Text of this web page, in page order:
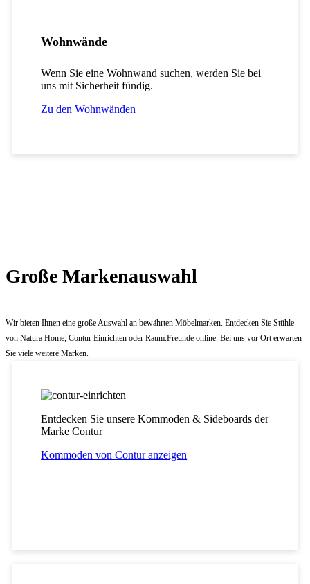
Wohnwände
Wenn Sie eine Wohnwand suchen, werden Sie bei
uns mit Sicherheit fündig.
Zu den Wohnwänden
Große Markenauswahl
Wir bieten Ihnen eine große Auswahl an bewährten Möbelmarken. Entdecken Sie Stühle
von Natura Home, Contur Einrichten oder Raum.Freunde online. Bei uns vor Ort erwarten
Sie viele weitere Marken.
Entdecken Sie unsere Kommoden & Sideboards der
Marke Contur
Kommoden von Contur anzeigen